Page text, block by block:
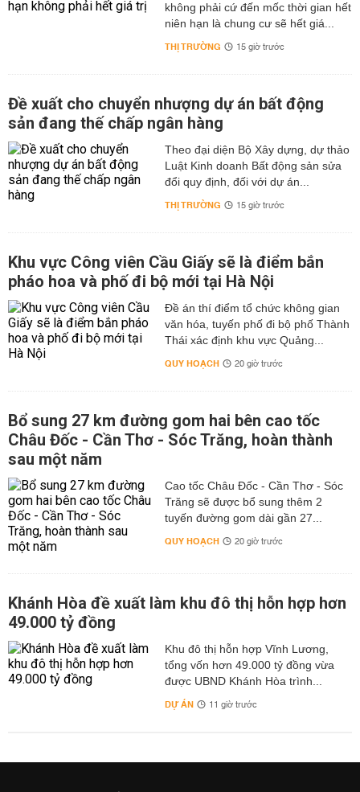
không phải cứ đến mốc thời gian hết
niên hạn là chung cư sẽ hết giá...
THỊ TRƯỜNG 15 giờ trước
Đề xuất cho chuyển nhượng dự án bất động
sản đang thế chấp ngân hàng
Theo đại diện Bộ Xây dựng, dự thảo
Luật Kinh doanh Bất động sản sửa
đổi quy định, đối với dự án...
THỊ TRƯỜNG 15 giờ trước
Khu vực Công viên Cầu Giấy sẽ là điểm bắn
pháo hoa và phố đi bộ mới tại Hà Nội
Đề án thí điểm tổ chức không gian
văn hóa, tuyến phố đi bộ phố Thành
Thái xác định khu vực Quảng...
QUY HOẠCH 20 giờ trước
Bổ sung 27 km đường gom hai bên cao tốc
Châu Đốc - Cần Thơ - Sóc Trăng, hoàn thành
sau một năm
Cao tốc Châu Đốc - Cần Thơ - Sóc
Trăng sẽ được bổ sung thêm 2
tuyến đường gom dài gần 27...
QUY HOẠCH 20 giờ trước
Khánh Hòa đề xuất làm khu đô thị hỗn hợp hơn
49.000 tỷ đồng
Khu đô thị hỗn hợp Vĩnh Lương,
tổng vốn hơn 49.000 tỷ đồng vừa
được UBND Khánh Hòa trình...
DỰ ÁN 11 giờ trước